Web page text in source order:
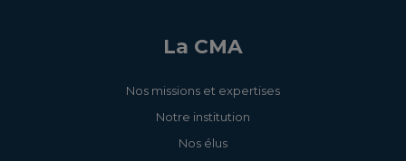
La CMA
Nos missions et expertises
Notre institution
Nos élus